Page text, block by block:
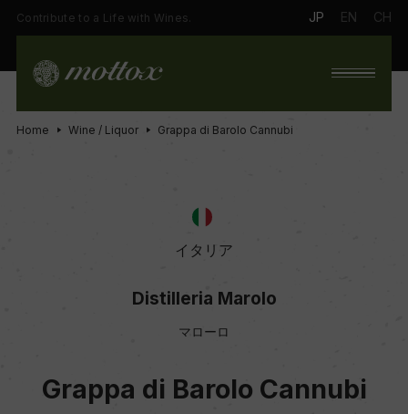
Contribute to a Life with Wines. JP EN CH
Home Wine / Liquor Grappa di Barolo Cannubi
イタリア
Distilleria Marolo
マローロ
Grappa di Barolo Cannubi